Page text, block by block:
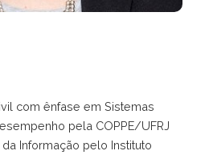
com ênfase em Sistemas
pela COPPE/UFRJ
Informação pelo Instituto